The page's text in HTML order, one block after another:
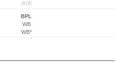
(819)
BPL
WB
WB*